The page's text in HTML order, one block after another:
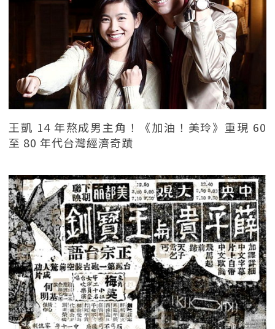
王凱 14 年熬成男主角！《加油！美玲》重現 60
至 80 年代台灣經濟奇蹟